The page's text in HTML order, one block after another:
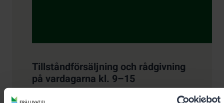
Tillståndförsäljning och rådgivning
på vardagarna kl. 9–15